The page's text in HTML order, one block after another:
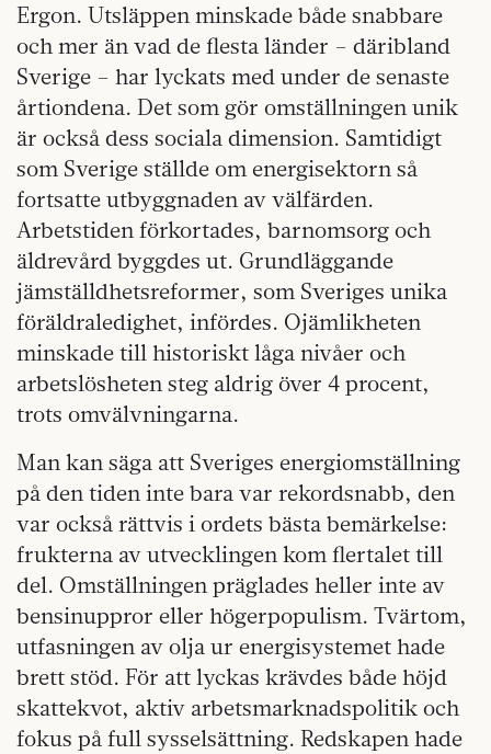
Ergon. Utsläppen minskade både snabbare
och mer än vad de flesta länder – däribland
Sverige – har lyckats med under de senaste
årtiondena. Det som gör omställningen unik
är också dess sociala dimension. Samtidigt
som Sverige ställde om energisektorn så
fortsatte utbyggnaden av välfärden.
Arbetstiden förkortades, barnomsorg och
äldrevård byggdes ut. Grundläggande
jämställdhetsreformer, som Sveriges unika
föräldraledighet, infördes. Ojämlikheten
minskade till historiskt låga nivåer och
arbetslösheten steg aldrig över 4 procent,
trots omvälvningarna.
Man kan säga att Sveriges energiomställning
på den tiden inte bara var rekordsnabb, den
var också rättvis i ordets bästa bemärkelse:
frukterna av utvecklingen kom flertalet till
del. Omställningen präglades heller inte av
bensinuppror eller högerpopulism. Tvärtom,
utfasningen av olja ur energisystemet hade
brett stöd. För att lyckas krävdes både höjd
skattekvot, aktiv arbetsmarknadspolitik och
fokus på full sysselsättning. Redskapen hade